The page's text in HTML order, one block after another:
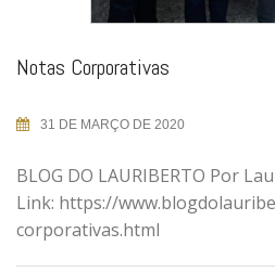
Notas Corporativas
31 DE MARÇO DE 2020
BLOG DO LAURIBERTO Por
Link: https://
corporativas.html